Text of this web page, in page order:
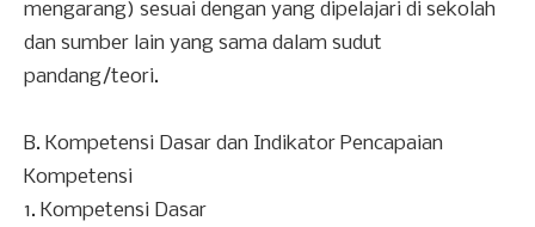
mengarang) sesuai dengan yang dipelajari di sekolah
dan sumber lain yang sama dalam sudut
pandang/teori.
B. Kompetensi Dasar dan Indikator Pencapaian
Kompetensi
1. Kompetensi Dasar